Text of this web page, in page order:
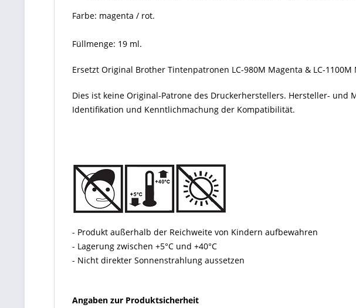
Farbe: magenta / rot.
Füllmenge: 19 ml.
Ersetzt Original Brother Tintenpatronen LC-980M Magenta & LC-1100M
Dies ist keine Original-Patrone des Druckerherstellers. Hersteller-
Identifikation und Kenntlichmachung der Kompatibilität.
- Produkt außerhalb der Reichweite von Kindern aufbewahren
- Lagerung zwischen +5°C und +40°C
- Nicht direkter Sonnenstrahlung aussetzen
Angaben zur Produktsicherheit